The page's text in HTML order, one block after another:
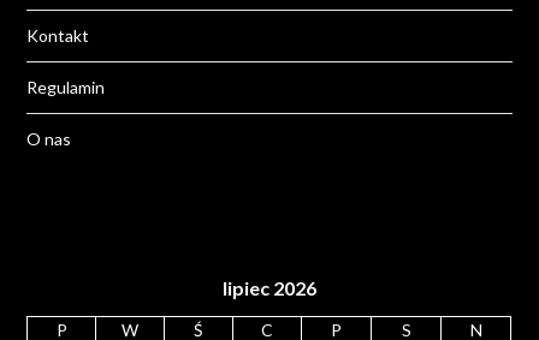
Kontakt
Regulamin
O nas
lipiec 2026
P W Ś C P S N